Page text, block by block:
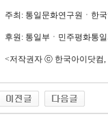
주최: 통일문화연구원ㆍ한
후원: 통일부ㆍ민주평화통
<저작권자 ⓒ 한국아이닷컴,